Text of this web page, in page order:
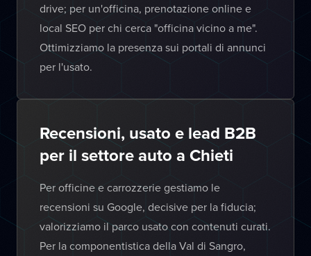
drive; per un'officina, prenotazione online e
local SEO per chi cerca "officina vicino a me".
Ottimizziamo la presenza sui portali di annunci
per l'usato.
Recensioni, usato e lead B2B
per il settore auto a Chieti
Per officine e carrozzerie gestiamo le
recensioni su Google, decisive per la fiducia;
valorizziamo il parco usato con contenuti curati.
Per la componentistica della Val di Sangro,